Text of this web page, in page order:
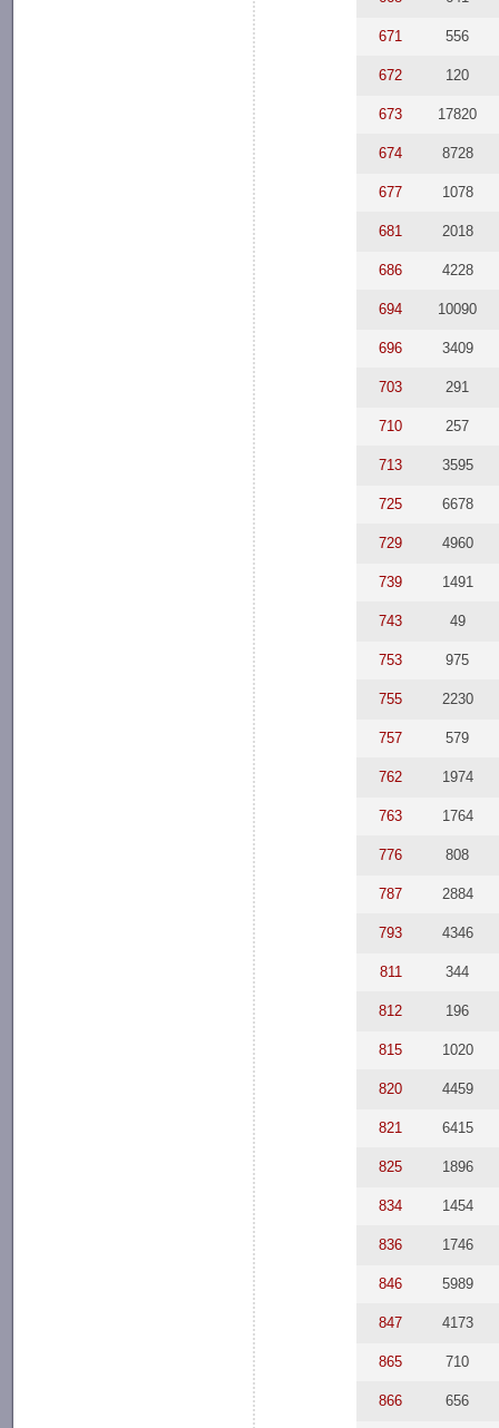
671 556
672 120
673 17820
674 8728
677 1078
681 2018
686 4228
694 10090
696 3409
703 291
710 257
713 3595
725 6678
729 4960
739 1491
743 49
753 975
755 2230
757 579
762 1974
763 1764
776 808
787 2884
793 4346
811 344
812 196
815 1020
820 4459
821 6415
825 1896
834 1454
836 1746
846 5989
847 4173
865 710
866 656